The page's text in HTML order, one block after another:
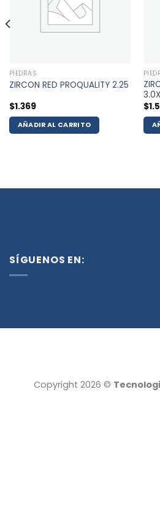
PIEDRAS
ZIRCON RED PROQUALITY 2.25
$1.369
AÑADIR AL CARRITO
$
SÍGUENOS EN:
Copyright 2026 ©